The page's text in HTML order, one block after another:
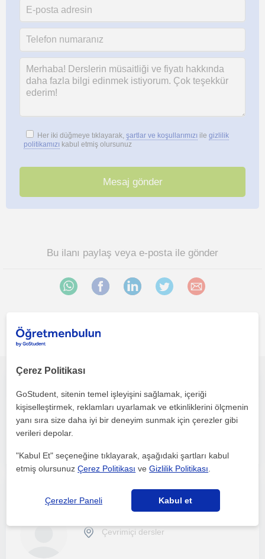
Her iki düğmeye tıklayarak, şartlar ve koşullarımızı ile gizlilik
politikamızı kabul etmiş olursunuz
Bu ilanı paylaş veya e-posta ile gönder
İlgini çekebilecek diğer online Siyaset Bilimi öğretmenleri
Siyaset Bilimi
Çevrimiçi dersler
Çevrimiçi dersler
Çerez Politikası
GoStudent, sitenin temel işleyişini sağlamak, içeriği
kişiselleştirmek, reklamları uyarlamak ve etkinliklerini ölçmenin
yanı sıra size daha iyi bir deneyim sunmak için çerezler gibi
verileri depolar.
"Kabul Et" seçeneğine tıklayarak, aşağıdaki şartları kabul
etmiş olursunuzÇerez Politikası veGizlilik Politikası
Çerezler Paneli Kabul et